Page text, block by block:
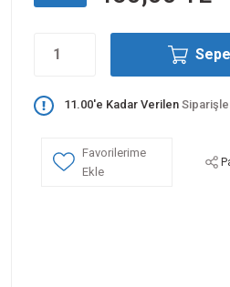
11.00'e Kadar Verilen